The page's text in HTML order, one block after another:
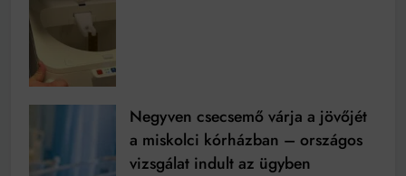
Negyven csecsemő várja a jövőjét
a miskolci kórházban – országos
vizsgálat indult az ügyben